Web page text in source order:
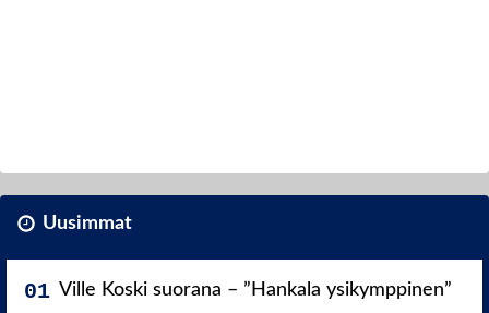
Uusimmat
Ville Koski suorana – ”Hankala ysikymppinen”